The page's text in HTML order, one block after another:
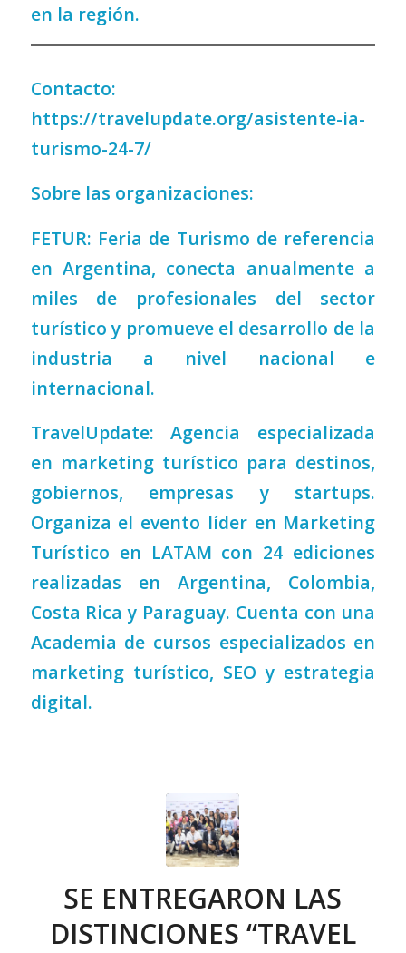
en la región.
Contacto:
https://travelupdate.org/asistente-ia-
turismo-24-7/
Sobre las organizaciones:
FETUR: Feria de Turismo de referencia
en Argentina, conecta anualmente a
miles de profesionales del sector
turístico y promueve el desarrollo de la
industria a nivel nacional e
internacional.
TravelUpdate: Agencia especializada
en marketing turístico para destinos,
gobiernos, empresas y startups.
Organiza el evento líder en Marketing
Turístico en LATAM con 24 ediciones
realizadas en Argentina, Colombia,
Costa Rica y Paraguay. Cuenta con una
Academia de cursos especializados en
marketing turístico, SEO y estrategia
digital.
SE ENTREGARON LAS
DISTINCIONES “TRAVEL